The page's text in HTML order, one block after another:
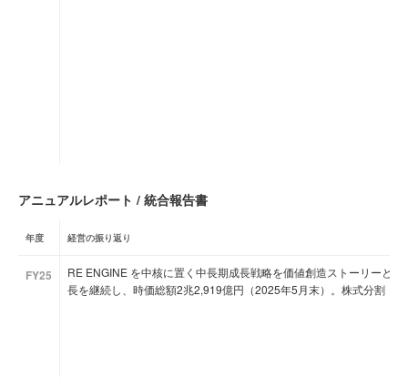
アニュアルレポート / 統合報告書
年度 経営の振り返り
FY25
RE ENGINE を中核に置く中長期成長戦略を価値創造ストーリーと
長を継続し、時価総額2兆2,919億円（2025年5月末）。株式分割・